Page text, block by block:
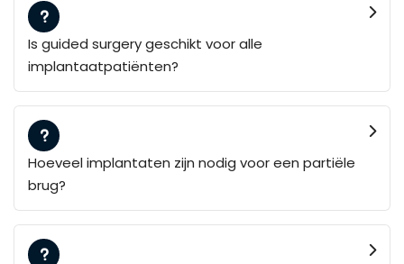
Is guided surgery geschikt voor alle
implantaatpatiënten?
Hoeveel implantaten zijn nodig voor een partiële
brug?